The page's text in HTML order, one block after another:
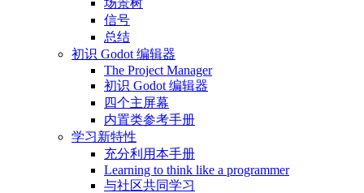
场景树
信号
总结
初识 Godot 编辑器
The Project Manager
初识 Godot 编辑器
四个主屏幕
内置类参考手册
学习新特性
充分利用本手册
Learning to think like a programmer
与社区共同学习